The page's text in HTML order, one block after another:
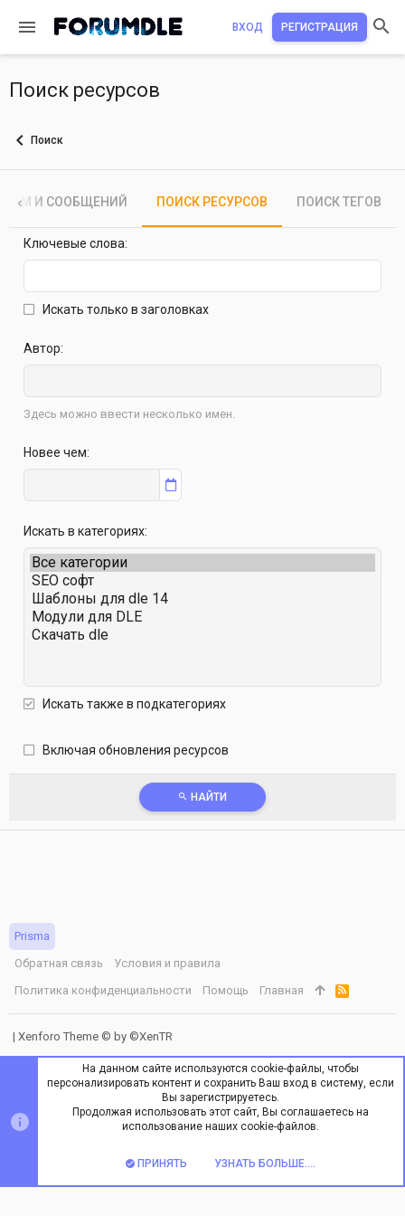
ВХОД РЕГИСТРАЦИЯ
Поиск ресурсов
Поиск
ТЕМ И СООБЩЕНИЙ ПОИСК РЕСУРСОВ ПОИСК ТЕГОВ
Ключевые слова
Искать только в заголовках
Автор
Здесь можно ввести несколько имен.
Новее чем
Искать в категориях
Искать также в подкатегориях
Включая обновления ресурсов
НАЙТИ
Prisma
Обратная связь
Условия и правила
Политика конфиденциальности
Помощь Главная
R
S
S
| Xenforo Theme © by ©XenTR
На данном сайте используются cookie-файлы, чтобы
персонализировать контент и сохранить Ваш вход в систему, если
Вы зарегистрируетесь.
Продолжая использовать этот сайт, Вы соглашаетесь на
использование наших cookie-файлов.
ПРИНЯТЬ УЗНАТЬ БОЛЬШЕ....